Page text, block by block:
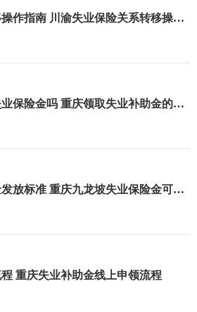
川渝失业保险关系转移操作指南 川渝失业保险关系转移操作流程
重庆主动辞职的能领失业保险金吗 重庆领取失业补助金的条件
2022九龙坡失业保险金发放标准 重庆九龙坡失业保险金可以领多久
重庆失业补助金线上申领流程